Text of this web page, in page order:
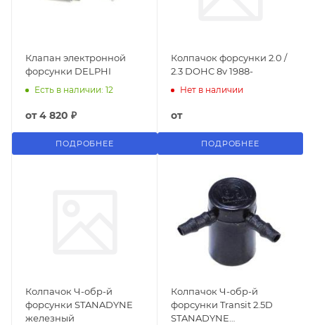
Клапан электронной
форсунки DELPHI
Есть в наличии: 12
от4 820 ₽
ПОДРОБНЕЕ
Колпачок форсунки 2.0 /
2.3 DOHC 8v 1988-
Нет в наличии
от
ПОДРОБНЕЕ
Колпачок Ч-обр-й
форсунки STANADYNE
железный
Колпачок Ч-обр-й
форсунки Transit 2.5D
STANADYNE